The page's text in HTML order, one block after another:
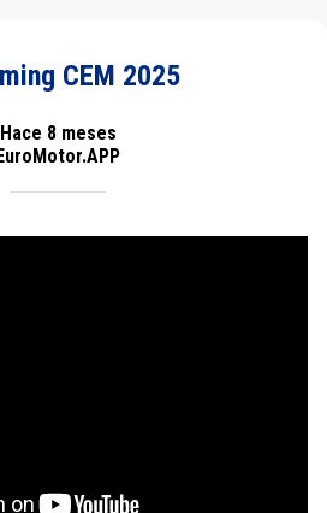
CEM 2025
Hace 8 meses